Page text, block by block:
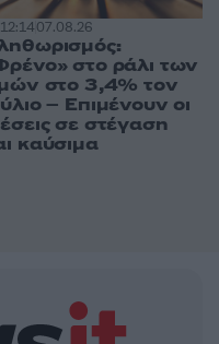
12:1407.08.26
στο ράλι των
στο 3,4% τον
– Επιμένουν οι
σε στέγαση
καύσιμα